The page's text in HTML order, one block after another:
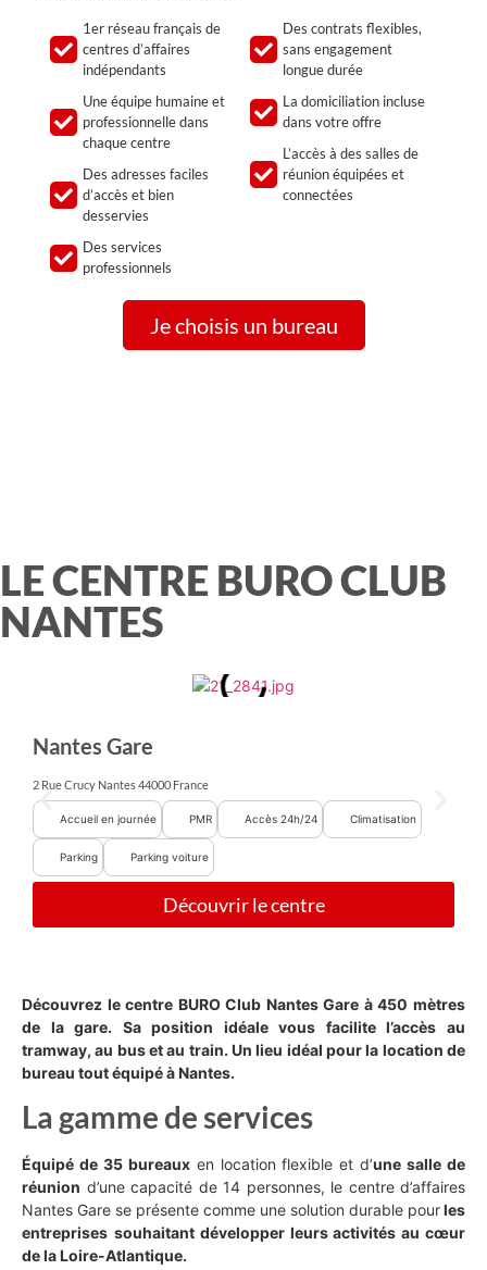
1er réseau français de
centres d’affaires
indépendants
Une équipe humaine et
professionnelle dans
chaque centre
Des adresses faciles
d’accès et bien
desservies
Des services
professionnels
Des contrats flexibles,
sans engagement
longue durée
La domiciliation incluse
dans votre offre
L’accès à des salles de
réunion équipées et
connectées
Je choisis un bureau
LE CENTRE BURO CLUB
NANTES
Nantes Gare
2 Rue Crucy Nantes 44000 France
Accueil en journée PMR Accès 24h/24 Climatisation
Parking Parking voiture
Découvrir le centre
Découvrez le centre BURO Club Nantes Gare à 450 mètres
de la gare. Sa position idéale vous facilite l’accès au
tramway, au bus et au train. Un lieu idéal pour la location de
bureau tout équipé à Nantes.
La gamme de services
Équipé de 35 bureauxen location flexible et d’une salle de
réunion d’une capacité de 14 personnes, le centre d’affaires
Nantes Gare se présente comme une solution durable pourles
entreprises souhaitant développer leurs activités au cœur
de la Loire-Atlantique.